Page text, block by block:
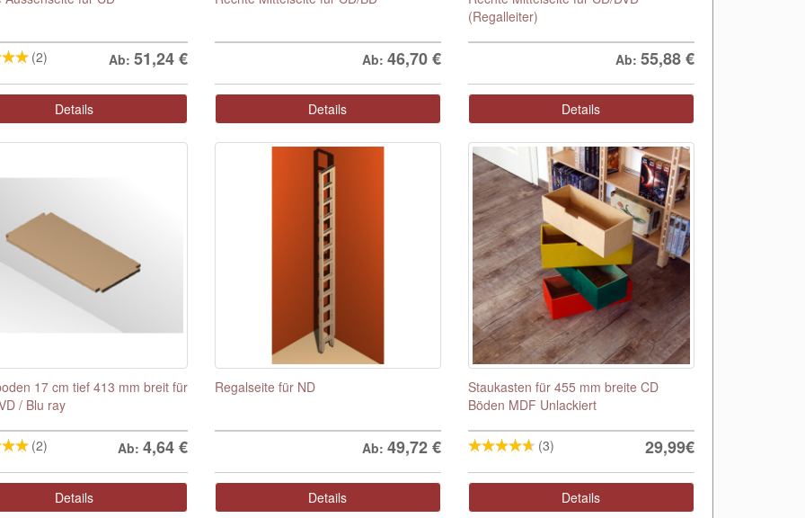
(2) Ab: 51,24€
Details
Ab: 46,70€
Details
(Regalleiter)
Ab: 55,88€
Details
17 cm tief 413 mm breit für
/ Blu ray
(2) Ab: 4,64€
Details
Regalseite für ND
Ab: 49,72€
Details
Staukasten für 455 mm breite CD
Böden MDF Unlackiert
(3) 29,99€
Details